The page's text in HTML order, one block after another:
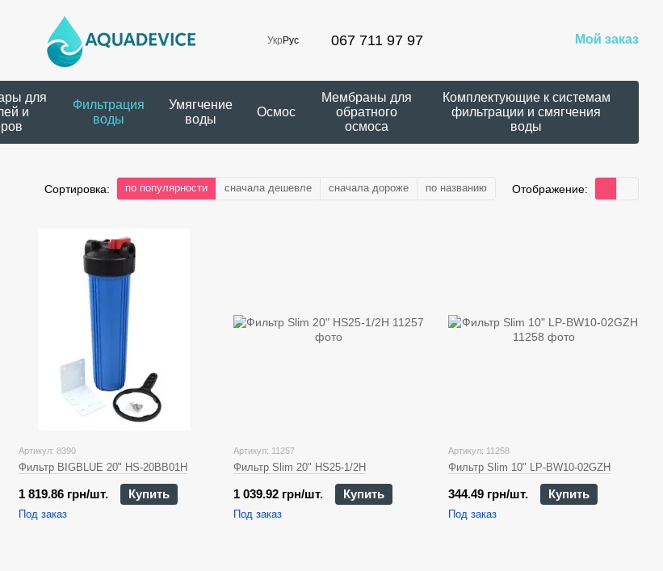
Укр Рус 067 711 97 97 Мой заказ
для
и
Фильтрация
воды
Умягчение
воды
Осмос
Мембраны для
обратного
осмоса
Комплектующие к системам
фильтрации и смягчения
воды
Сортировка: по популярности сначала дешевле сначала дороже по названию Отображение:
Артикул: 8390
Фильтр BIGBLUE 20" HS-20BB01Н
1 819.86 грн/шт. Купить
Под заказ
Артикул: 11257
Фильтр Slim 20" HS25-1/2Н
1 039.92 грн/шт. Купить
Под заказ
Артикул: 11258
Фильтр Slim 10" LP-BW10-02GZH
344.49 грн/шт. Купить
Под заказ